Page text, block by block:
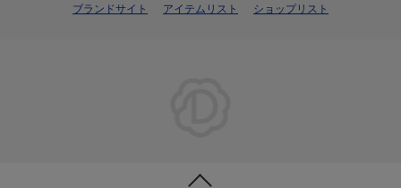
ブランドサイト アイテムリスト ショップリスト